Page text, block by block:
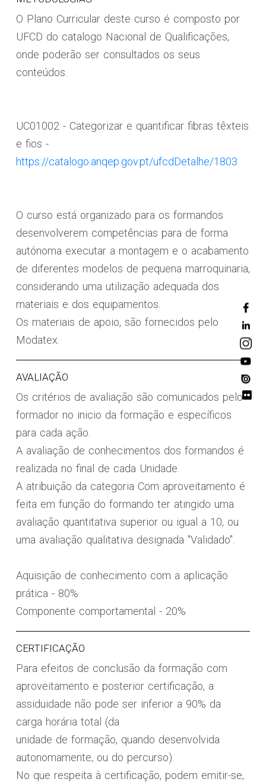
O Plano Curricular deste curso é composto por
UFCD do catalogo Nacional de Qualificações,
onde poderão ser consultados os seus
conteúdos.
UC01002 - Categorizar e quantificar fibras têxteis
e fios -
https://catalogo.anqep.gov.pt/ufcdDetalhe/1803
O curso está organizado para os formandos
desenvolverem competências para de forma
autónoma executar a montagem e o acabamento
de diferentes modelos de pequena marroquinaria,
considerando uma utilização adequada dos
materiais e dos equipamentos.
Os materiais de apoio, são fornecidos pelo
Modatex.
AVALIAÇÃO
Os critérios de avaliação são comunicados pelo
formador no inicio da formação e específicos
para cada ação.
A avaliação de conhecimentos dos formandos é
realizada no final de cada Unidade.
A atribuição da categoria Com aproveitamento é
feita em função do formando ter atingido uma
avaliação quantitativa superior ou igual a 10, ou
uma avaliação qualitativa designada "Validado".
Aquisição de conhecimento com a aplicação
prática - 80%
Componente comportamental - 20%
CERTIFICAÇÃO
Para efeitos de conclusão da formação com
aproveitamento e posterior certificação, a
assiduidade não pode ser inferior a 90% da
carga horária total (da
unidade de formação, quando desenvolvida
autonomamente, ou do percurso).
No que respeita à certificação, podem emitir-se,